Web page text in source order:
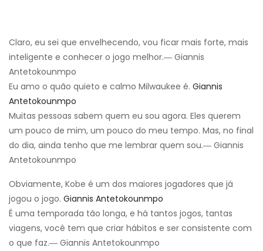
Claro, eu sei que envelhecendo, vou ficar mais forte, mais
inteligente e conhecer o jogo melhor.― Giannis
Antetokounmpo
Eu amo o quão quieto e calmo Milwaukee é. Giannis
Antetokounmpo
Muitas pessoas sabem quem eu sou agora. Eles querem
um pouco de mim, um pouco do meu tempo. Mas, no final
do dia, ainda tenho que me lembrar quem sou.― Giannis
Antetokounmpo
Obviamente, Kobe é um dos maiores jogadores que já
jogou o jogo. Giannis Antetokounmpo
É uma temporada tão longa, e há tantos jogos, tantas
viagens, você tem que criar hábitos e ser consistente com
o que faz.― Giannis Antetokounmpo